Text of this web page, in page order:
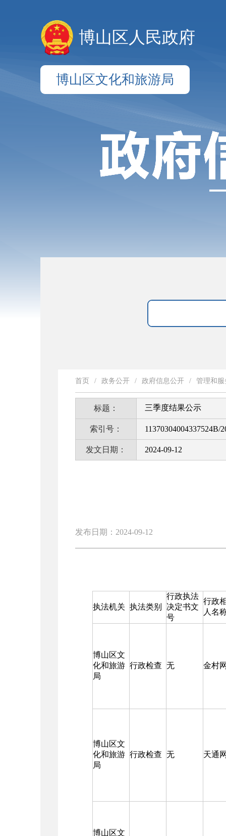
博山区人民政府
博山区文化和旅游局
首页 / 政务公开 / 政府信息公开 / 管理和
标题： 三季度结果公示
索引号： 11370304004337524B/
发文日期： 2024-09-12
发布日期：2024-09-12
执法机关 执法类别
行政执法
决定书文
号
行政
人名
博山区文
化和旅游
局
行政检查 无 金村
博山区文
化和旅游
局
行政检查 无 天通
博山区文